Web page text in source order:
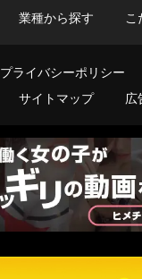
業種から探す こ
プライバシーポリシー
サイトマップ 広